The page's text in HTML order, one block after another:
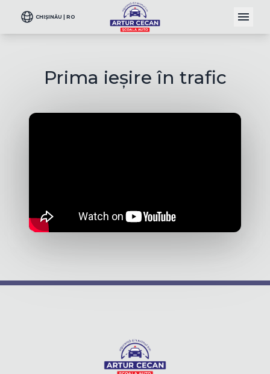
CHIȘINĂU | RO
Prima ieșire în trafic